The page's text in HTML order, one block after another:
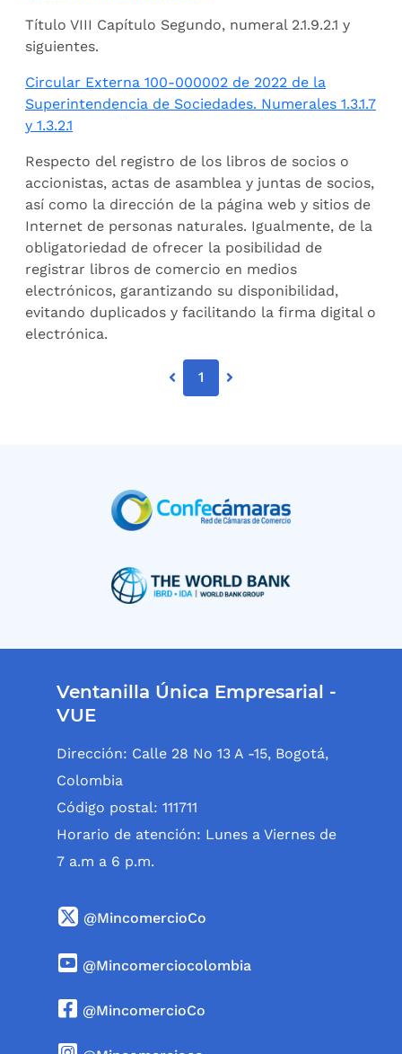
Título VIII Capítulo Segundo, numeral 2.1.9.2.1 y
siguientes.
Circular Externa 100-000002 de 2022 de la
Superintendencia de Sociedades. Numerales 1.3.1.7
y 1.3.2.1
Respecto del registro de los libros de socios o
accionistas, actas de asamblea y juntas de socios,
así como la dirección de la página web y sitios de
Internet de personas naturales. Igualmente, de la
obligatoriedad de ofrecer la posibilidad de
registrar libros de comercio en medios
electrónicos, garantizando su disponibilidad,
evitando duplicados y facilitando la firma digital o
electrónica.
1
Ventanilla Única Empresarial -
VUE
Dirección: Calle 28 No 13 A -15, Bogotá,
Colombia
Código postal: 111711
Horario de atención: Lunes a Viernes de
7 a.m a 6 p.m.
@MincomercioCo
@Mincomerciocolombia
@MincomercioCo